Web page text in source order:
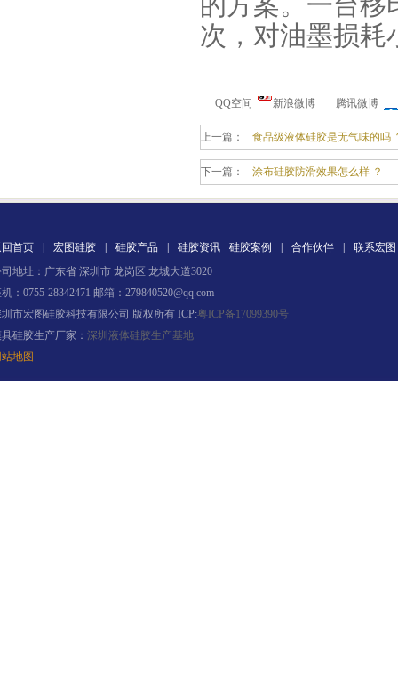
涂布硅胶
次，对油墨损耗
QQ空间 新浪微博 腾讯微博
上一篇： 食品级液体硅胶是无气味的吗
下一篇： 涂布硅胶防滑效果怎么样 ？
首页 宏图硅胶 硅胶产品 硅胶资讯 硅胶案例 合作伙伴
联系宏图
地址：广东省 深圳市 龙岗区 龙城大道3020
：0755-28342471 邮箱：279840520@qq.com
市宏图硅胶科技有限公司 版权所有 ICP:粤ICP备17099390号
硅胶生产厂家： 深圳液体硅胶生产基地
地图